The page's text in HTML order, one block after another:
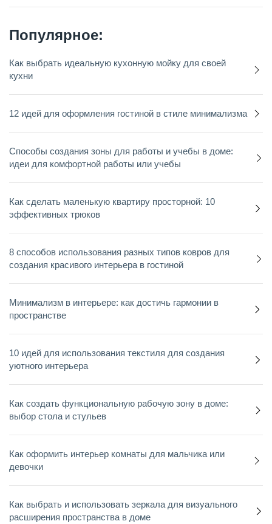
Популярное:
Как выбрать идеальную кухонную мойку для своей
кухни
12 идей для оформления гостиной в стиле минимализма
Способы создания зоны для работы и учебы в доме:
идеи для комфортной работы или учебы
Как сделать маленькую квартиру просторной: 10
эффективных трюков
8 способов использования разных типов ковров для
создания красивого интерьера в гостиной
Минимализм в интерьере: как достичь гармонии в
пространстве
10 идей для использования текстиля для создания
уютного интерьера
Как создать функциональную рабочую зону в доме:
выбор стола и стульев
Как оформить интерьер комнаты для мальчика или
девочки
Как выбрать и использовать зеркала для визуального
расширения пространства в доме